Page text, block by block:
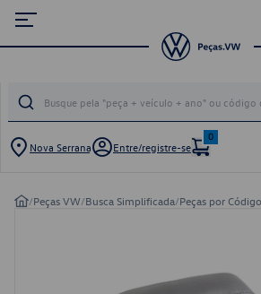
Nova Serrana Entre/registre-se
0
/Peças VW/Busca Simplificada/Peças por